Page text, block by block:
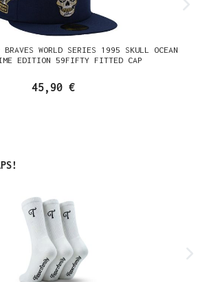
BRAVES WORLD SERIES 1995 SKULL OCEAN
EDITION 59FIFTY FITTED CAP
45,90 €